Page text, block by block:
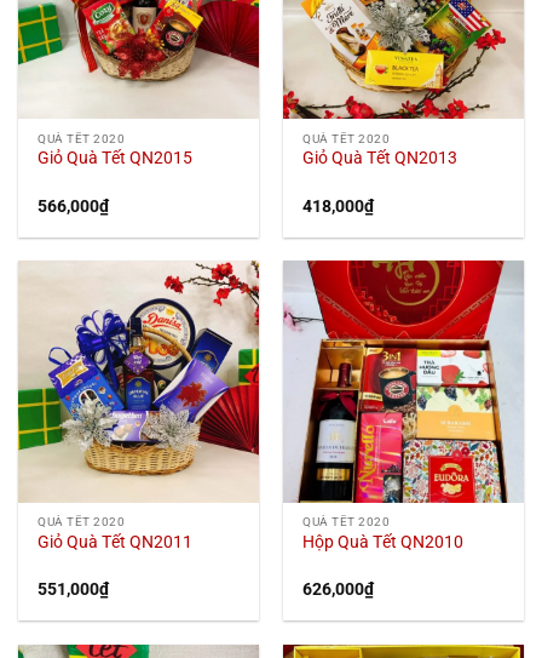
QUÀ TẾT 2020
Giỏ Quà Tết QN2015
566,000₫
QUÀ TẾT 2020
Giỏ Quà Tết QN2013
418,000₫
QUÀ TẾT 2020
Giỏ Quà Tết QN2011
551,000₫
QUÀ TẾT 2020
Hộp Quà Tết QN2010
626,000₫